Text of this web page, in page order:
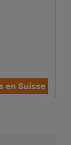
en Suisse